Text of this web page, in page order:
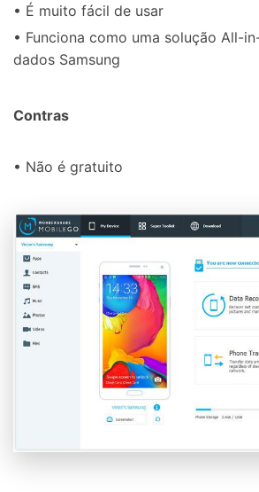
• É muito fácil de usar
• Funciona como uma solução All-
dados Samsung
Contras
• Não é gratuito